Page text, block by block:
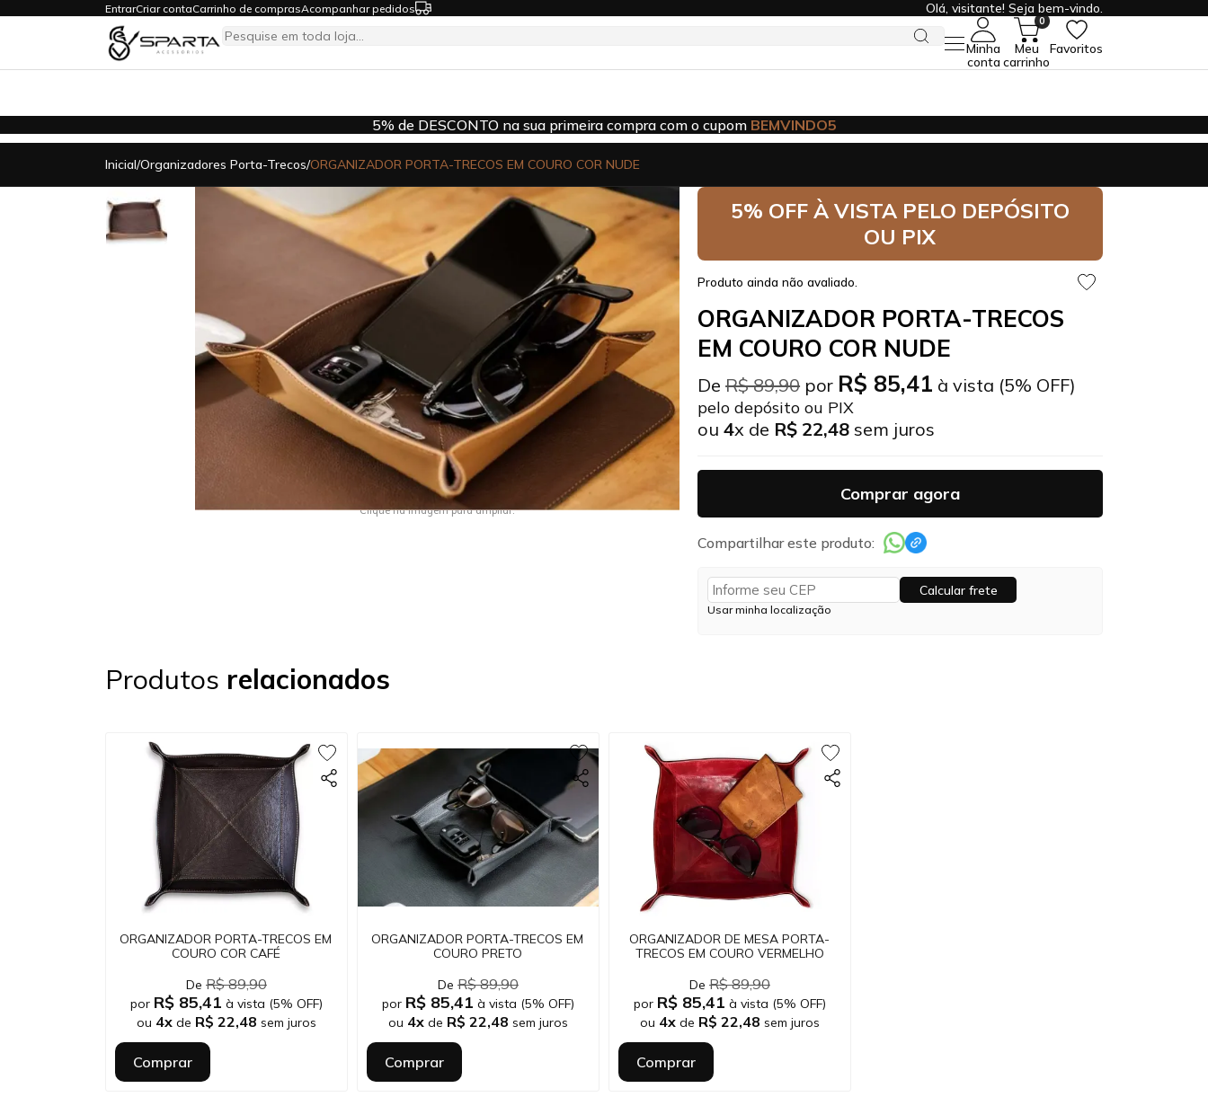
EntrarCriar contaCarrinho de comprasAcompanhar pedidos Olá, visitante! Seja bem-vindo.
Minha
conta
Meu
carrinho
0
Favoritos
FRETE FRÁTISpara compras acima de R$599,00
Inicial/Organizadores Porta-Trecos/ORGANIZADOR PORTA-TRECOS EM COURO COR NUDE
Clique na imagem para ampliar.
5% OFF À VISTA PELO DEPÓSITO
OU PIX
Produto ainda não avaliado.
ORGANIZADOR PORTA-TRECOS
EM COURO COR NUDE
DeR$ 89,90 por R$ 85,41 à vista (5% OFF)
pelo depósito ou PIX
ou4x de R$ 22,48 sem juros
Comprar agora
Compartilhar este produto:
Calcular frete
Usar minha localização
Produtos relacionados
ORGANIZADOR PORTA-TRECOS EM
COURO COR CAFÉ
De R$ 89,90
por R$ 85,41 à vista (5% OFF)
ou 4xde R$ 22,48 sem juros
Comprar
ORGANIZADOR PORTA-TRECOS EM
COURO PRETO
De R$ 89,90
por R$ 85,41 à vista (5% OFF)
ou 4xde R$ 22,48 sem juros
Comprar
ORGANIZADOR DE MESA PORTA-
TRECOS EM COURO VERMELHO
De R$ 89,90
por R$ 85,41 à vista (5% OFF)
ou 4xde R$ 22,48 sem juros
Comprar